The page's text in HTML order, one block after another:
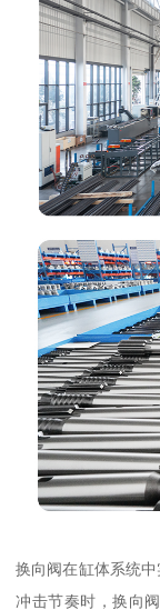
换向阀在缸体系统
冲击节奏时，换向